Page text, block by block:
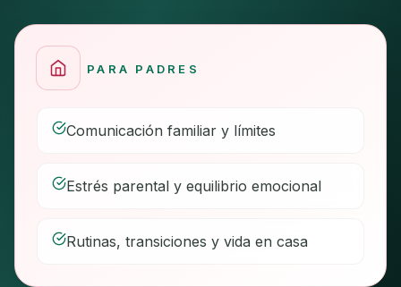
PARA PADRES
Comunicación familiar y límites
Estrés parental y equilibrio emocional
Rutinas, transiciones y vida en casa